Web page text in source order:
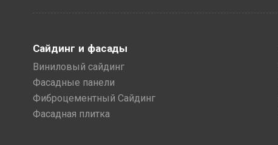
Сайдинг и фасады
Виниловый сайдинг
Фасадные панели
Фиброцементный Сайдинг
Фасадная плитка